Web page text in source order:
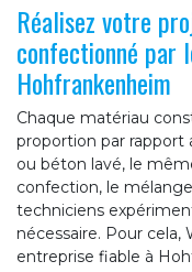
Réalisez votre
confectionné par
Hohfrankenheim
Chaque matériau
proportion par rapport
ou béton lavé, le
confection, le
techniciens
nécessaire. Pour
entreprise fiable à